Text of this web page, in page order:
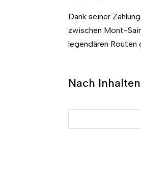
Dank seiner
zwischen Mont-
legendären
Nach